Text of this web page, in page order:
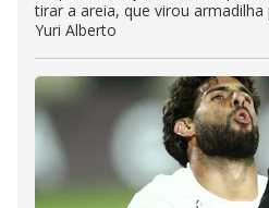
tirar a areia, que virou
Yuri Alberto